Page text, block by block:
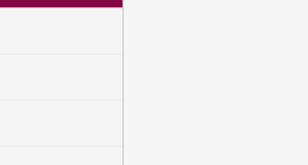
750.000₫.